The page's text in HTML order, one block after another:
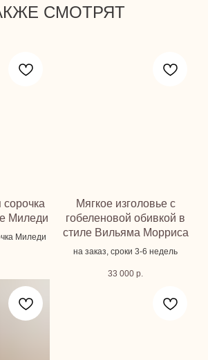
СМОТРЯТ
Миледи
Миледи
Мягкое изголовье с
гобеленовой обивкой в
стиле Вильяма Морриса
на заказ, сроки 3-6 недель
33 000 р.